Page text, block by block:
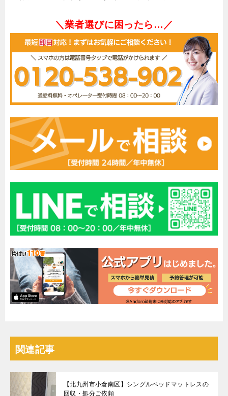
＼業者選びに困ったら…／
関連記事
【北九州市小倉南区】シングルベッドマットレスの
回収・処分ご依頼